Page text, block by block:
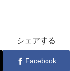
シェアする
Facebook